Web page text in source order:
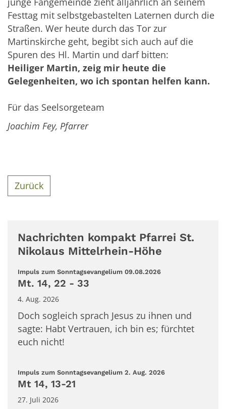
Festtag mit selbstgebastelten Laternen durch die
Straßen. Wer heute durch das Tor zur
Martinskirche geht, begibt sich auch auf die
Spuren des Hl. Martin und darf bitten:
Heiliger Martin, zeig mir heute die
Gelegenheiten, wo ich spontan helfen kann.
Für das Seelsorgeteam
Joachim Fey, Pfarrer
Zurück
Nachrichten kompakt Pfarrei St.
Nikolaus Mittelrhein-Höhe
Impuls zum Sonntagsevangelium 09.08.2026:
Mt. 14, 22 - 33
4. Aug. 2026
Doch sogleich sprach Jesus zu ihnen und
sagte: Habt Vertrauen, ich bin es; fürchtet
euch nicht!
Impuls zum Sonntagsevangelium 2. Aug. 2026:
Mt 14, 13-21
27. Juli 2026